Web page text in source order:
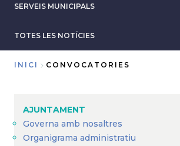
SERVEIS MUNICIPALS
TOTES LES NOTÍCIES
d'Ariadna
INICI CONVOCATORIES
AJUNTAMENT
Governa amb nosaltres
Organigrama administratiu